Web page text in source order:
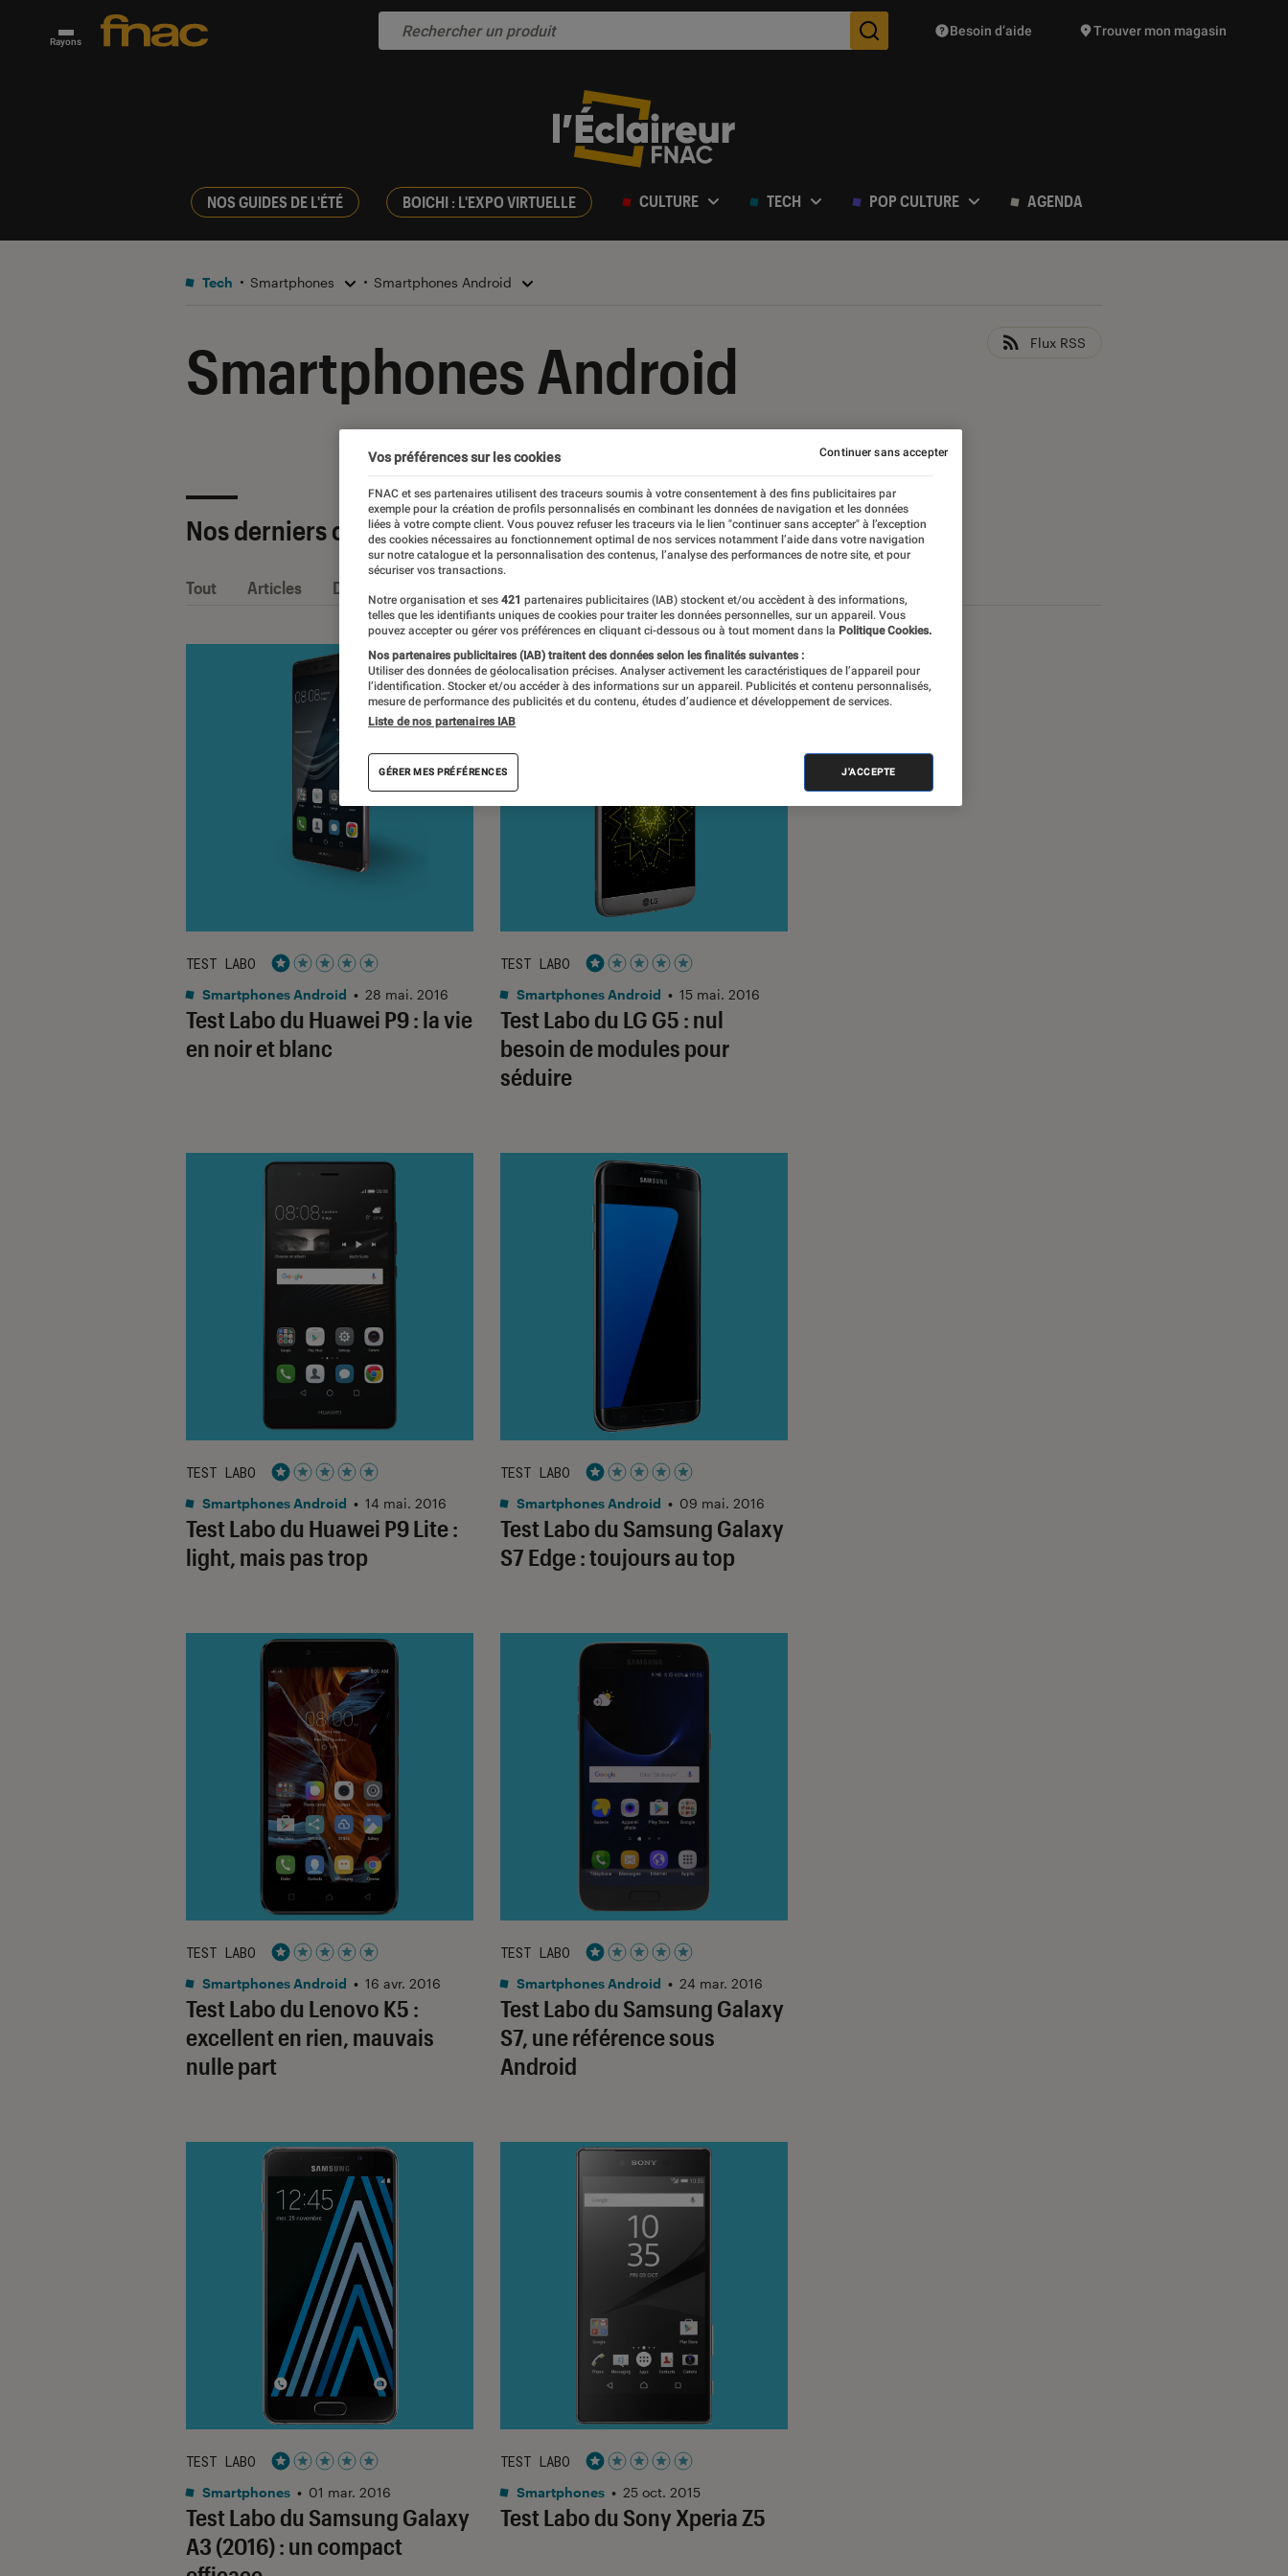
Rayons Des suggestions de produits vont vous être proposées
Besoin d’aide Trouver mon magasin
NOS GUIDES DE L'ÉTÉ BOICHI : L'EXPO VIRTUELLE CULTURE TECH POP CULTURE AGENDA
Tech Smartphones Smartphones Android
Smartphones Android Flux RSS
Nos derniers contenus
Tout Articles Dossiers
Test Labo du Huawei P9 : la vie
en noir et blanc
TEST LABO
Noté 1 étoiles sur 5
Smartphones Android • 28 mai. 2016
Test Labo du LG G5 : nul
besoin de modules pour
séduire
TEST LABO
Noté 1 étoiles sur 5
Smartphones Android • 15 mai. 2016
Test Labo du Huawei P9 Lite :
light, mais pas trop
TEST LABO
Noté 1 étoiles sur 5
Smartphones Android • 14 mai. 2016
Test Labo du Samsung Galaxy
S7 Edge : toujours au top
TEST LABO
Noté 1 étoiles sur 5
Smartphones Android • 09 mai. 2016
Test Labo du Lenovo K5 :
excellent en rien, mauvais
nulle part
TEST LABO
Noté 1 étoiles sur 5
Smartphones Android • 16 avr. 2016
Test Labo du Samsung Galaxy
S7, une référence sous
Android
TEST LABO
Noté 1 étoiles sur 5
Smartphones Android • 24 mar. 2016
Test Labo du Samsung Galaxy
A3 (2016) : un compact
TEST LABO
Noté 1 étoiles sur 5
Smartphones • 01 mar. 2016
Test Labo du Sony Xperia Z5
TEST LABO
Noté 1 étoiles sur 5
Smartphones • 25 oct. 2015
Vos préférences sur les cookies
FNAC et ses partenaires utilisent des traceurs soumis à votre consentement à des fins publicitaires par
exemple pour la création de profils personnalisés en combinant les données de navigation et les données
liées à votre compte client. Vous pouvez refuser les traceurs via le lien "continuer sans accepter" à l’exception
des cookies nécessaires au fonctionnement optimal de nos services notamment l’aide dans votre navigation
sur notre catalogue et la personnalisation des contenus, l’analyse des performances de notre site, et pour
sécuriser vos transactions.
Notre organisation et ses 421 partenaires publicitaires (IAB) stockent et/ou accèdent à des informations,
telles que les identifiants uniques de cookies pour traiter les données personnelles, sur un appareil. Vous
pouvez accepter ou gérer vos préférences en cliquant ci-dessous ou à tout moment dans la Politique Cookies.
Nos partenaires publicitaires (IAB) traitent des données selon les finalités suivantes :
Utiliser des données de géolocalisation précises. Analyser activement les caractéristiques de l’appareil pour
l’identification. Stocker et/ou accéder à des informations sur un appareil. Publicités et contenu personnalisés,
mesure de performance des publicités et du contenu, études d’audience et développement de services.
Liste de nos partenaires IAB
GÉRER MES PRÉFÉRENCES J'ACCEPTE
Continuer sans accepter